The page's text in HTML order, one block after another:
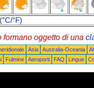
°F)
oggetto di una
Asia Australia-Oceania
Fulmine Aeroporti FAQ Lingue